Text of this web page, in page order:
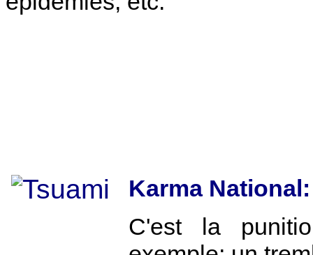
Karma National:
C'est la